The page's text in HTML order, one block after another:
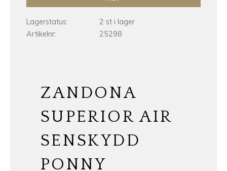
Lagerstatus
2 st i lager
Artikelnr
25298
ZANDONA
SUPERIOR AIR
SENSKYDD
PONNY